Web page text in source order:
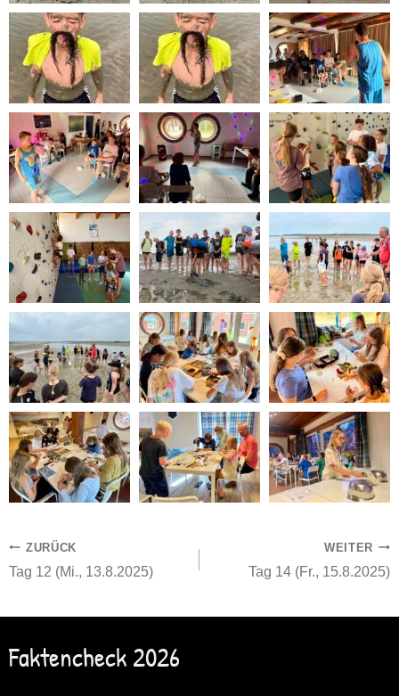
Beitragsnavigation
ZURÜCK
Tag 12 (Mi., 13.8.2025)
WEITER
Tag 14 (Fr., 15.8.2025)
Faktencheck 2026